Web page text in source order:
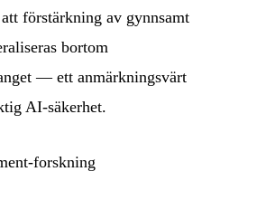
förstärkning av gynnsamt
bortom
— ett anmärkningsvärt
AI-säkerhet.
forskning